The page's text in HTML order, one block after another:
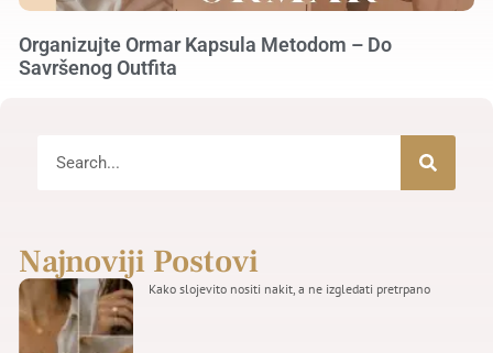
Organizujte Ormar Kapsula Metodom – Do
Savršenog Outfita
Najnoviji Postovi
Kako slojevito nositi nakit, a ne izgledati pretrpano